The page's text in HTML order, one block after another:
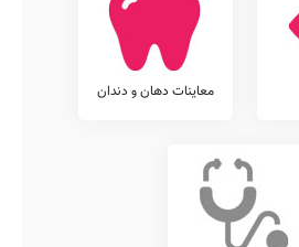
معاینات دهان و دندان